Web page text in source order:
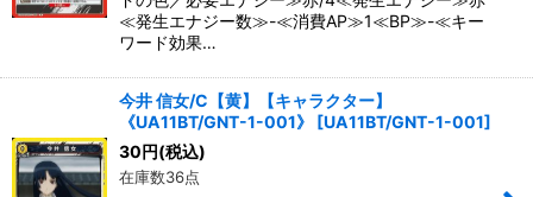
≪発生エナジー数≫-≪消費AP≫1≪BP≫-≪キー
ワード効果…
今井 信女/C【黄】【キャラクター】
《UA11BT/GNT-1-001》
[UA11BT/GNT-1-001]
30円(税込)
在庫数36点